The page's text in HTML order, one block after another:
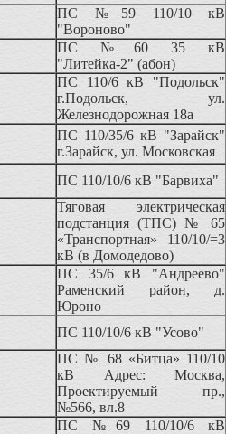
ПС №59 110/10 кВ
"Вороново"
ПС №60 35 кВ
"Литейка-2" (абон)
ПС 110/6 кВ "Подольск"
г.Подольск, ул.
Железнодорожная 18а
ПС 110/35/6 кВ "Зарайск"
г.Зарайск, ул. Московская
ПС 110/10/6 кВ "Барвиха"
Тяговая электрическая
подстанция (ТПС) № 65
«Транспортная» 110/10/=3
кВ (в Домодедово)
ПС 35/6 кВ "Андреево"
Раменский район, д.
Юроно
ПС 110/10/6 кВ "Усово"
ПС № 68 «Битца» 110/10
кВ Адрес: Москва,
Проектируемый пр.,
№566, вл.8
ПС №69 110/10/6 кВ